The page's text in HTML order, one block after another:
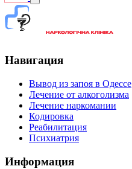
Навигация
Вывод из запоя в Одессе
Лечение от алкоголизма
Лечение наркомании
Кодировка
Реабилитация
Психиатрия
Информация